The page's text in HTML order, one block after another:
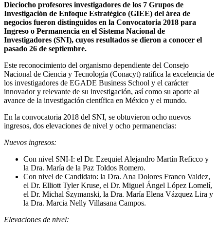
Dieciocho profesores investigadores de los 7 Grupos de
Investigación de Enfoque Estratégico (GIEE) del área de
negocios fueron distinguidos en la Convocatoria 2018 para
Ingreso o Permanencia en el Sistema Nacional de
Investigadores (SNI), cuyos resultados se dieron a conocer el
pasado 26 de septiembre.
Este reconocimiento del organismo dependiente del Consejo
Nacional de Ciencia y Tecnología (Conacyt) ratifica la excelencia de
los investigadores de EGADE Business School y el carácter
innovador y relevante de su investigación, así como su aporte al
avance de la investigación científica en México y el mundo.
En la convocatoria 2018 del SNI, se obtuvieron ocho nuevos
ingresos, dos elevaciones de nivel y ocho permanencias:
Nuevos ingresos:
Con nivel SNI-I: el Dr. Ezequiel Alejandro Martín Reficco y
la Dra. María de la Paz Toldos Romero.
Con nivel de Candidato: la Dra. Ana Dolores Franco Valdez,
el Dr. Elliott Tyler Kruse, el Dr. Miguel Ángel López Lomelí,
el Dr. Michal Szymanski, la Dra. María Elena Vázquez Lira y
la Dra. Marcia Nelly Villasana Campos.
Elevaciones de nivel: